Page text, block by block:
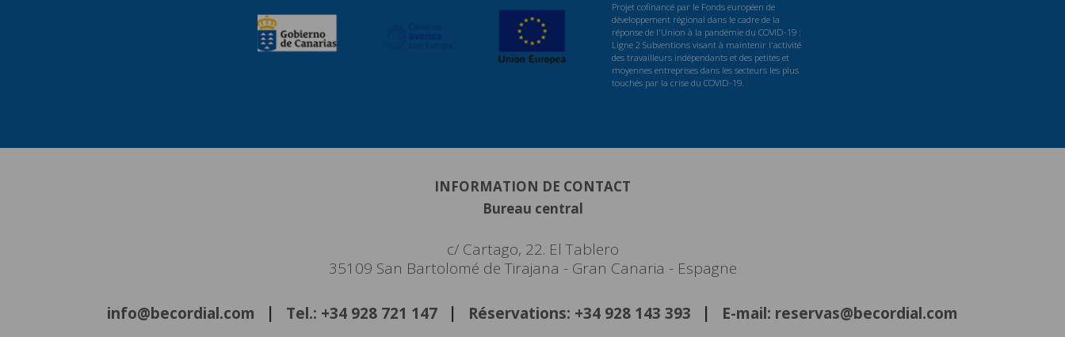
Projet cofinancé par le Fonds européen de
développement régional dans le cadre de la
réponse de l'Union à la pandémie du COVID-19 :
Ligne 2 Subventions visant à maintenir l'activité
des travailleurs indépendants et des petites et
moyennes entreprises dans les secteurs les plus
touchés par la crise du COVID-19.
INFORMATION DE CONTACT
Bureau central
c/ Cartago, 22. El Tablero
35109 San Bartolomé de Tirajana - Gran Canaria - Espagne
info@becordial.com Tel.: +34 928 721 147 Réservations: +34 928 143 393 E-mail: reservas@becordial.com